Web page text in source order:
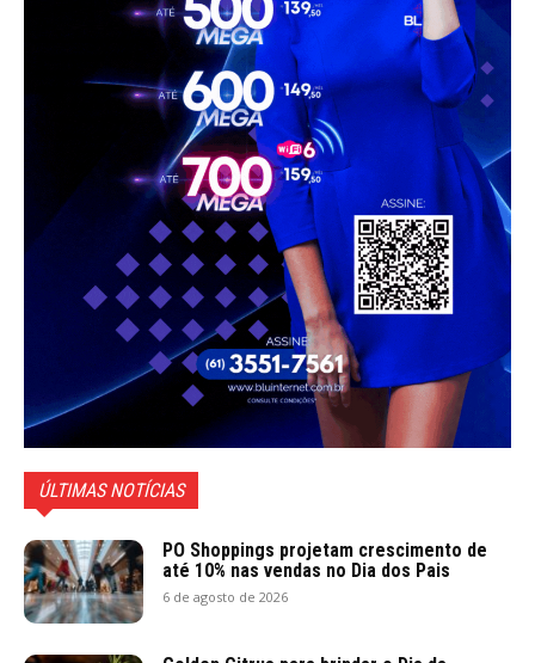
ÚLTIMAS NOTÍCIAS
PO Shoppings projetam crescimento de
até 10% nas vendas no Dia dos Pais
6 de agosto de 2026